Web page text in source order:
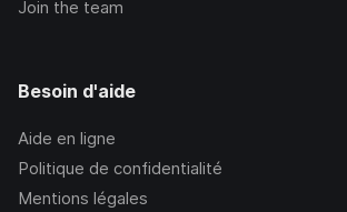
Join the team
Besoin d'aide
Aide en ligne
Politique de confidentialité
Mentions légales